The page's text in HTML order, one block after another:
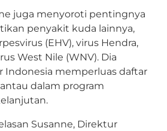
juga menyoroti pentingnya
penyakit kuda lainnya,
(EHV), virus Hendra,
West Nile (WNV). Dia
Indonesia memperluas daftar
dalam program
Susanne, Direktur